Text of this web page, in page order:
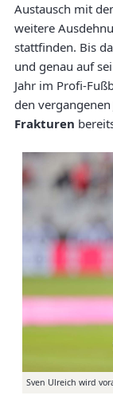
Austausch mit
weitere
stattfinden. Bis
und genau auf
Jahr im Profi-
den
Frakturen
Sven Ulreich wird